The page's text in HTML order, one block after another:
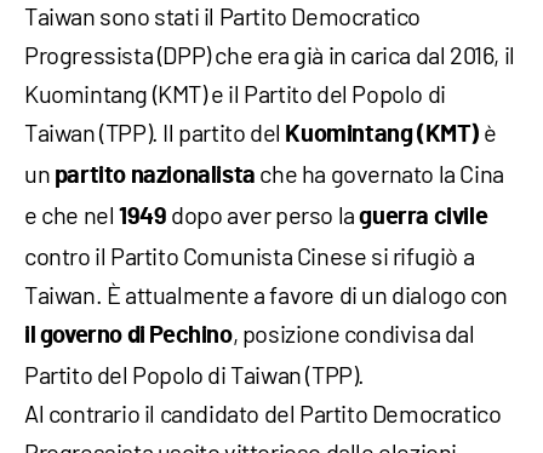
Taiwan sono stati il Partito Democratico
Progressista (DPP) che era già in carica dal 2016, il
Kuomintang (KMT) e il Partito del Popolo di
Taiwan (TPP). Il partito del Kuomintang (KMT) è
un partito nazionalista che ha governato la Cina
e che nel 1949 dopo aver perso la guerra civile
contro il Partito Comunista Cinese si rifugiò a
Taiwan. È attualmente a favore di un dialogo con
il governo di Pechino, posizione condivisa dal
Partito del Popolo di Taiwan (TPP).
Al contrario il candidato del Partito Democratico